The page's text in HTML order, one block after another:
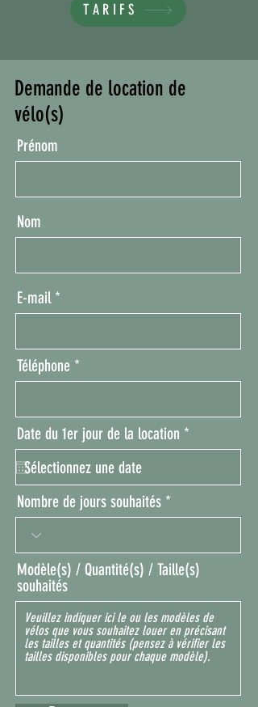
TARIFS
Prénom
Nom
E-mail
Téléphone
Date du 1er jour de la location *
e
u
r
Nombre de jours souhaités
Modèle(s) / Quantité(s) / Taille(s)
souhaités
Demande de location de
vélo(s)